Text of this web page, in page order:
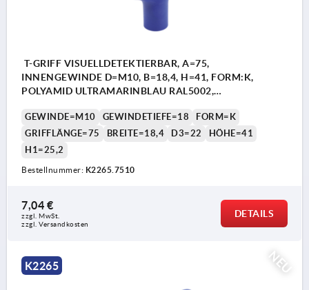
T-GRIFF VISUELLDETEKTIERBAR, A=75,
INNENGEWINDE D=M10, B=18,4, H=41, FORM:K,
POLYAMID ULTRAMARINBLAU RAL5002,
GEWINDE=M10 GEWINDETIEFE=18
FORM=K
GRIFFLÄNGE=75
BREITE=18,4 D3=22
HÖHE=41
H1=25,2
Bestellnummer: K2265.7510
7,04 €
zzgl. MwSt.
zzgl. Versandkosten
DETAILS
NEU
K2265